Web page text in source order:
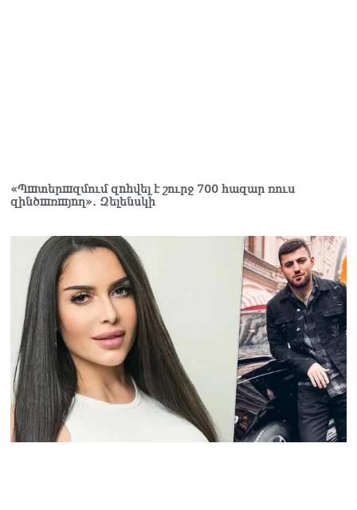
«Պшտերшզմում զnhվել է շուրջ 700 հազար ռուս
զինծшռшյnղ»․ Զելենսկի